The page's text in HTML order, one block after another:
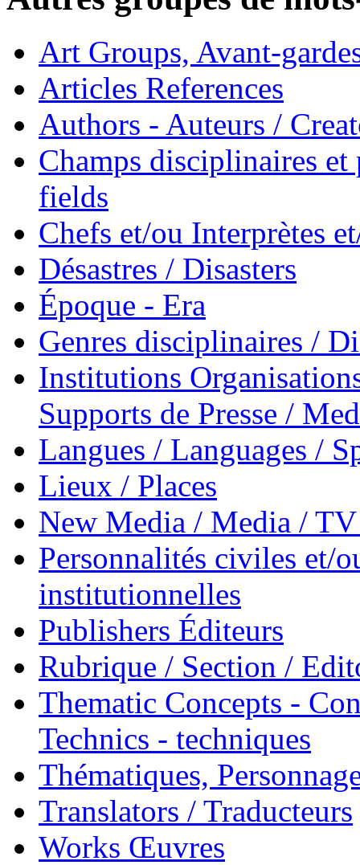
Art Groups, Avant-
Articles References
Authors - Auteurs /
Champs disciplinaires
fields
Chefs et/ou Interprètes
Désastres / Disasters
Époque - Era
Genres disciplinaires /
Institutions
Supports de Presse /
Langues / Languages /
Lieux / Places
New Media / Media /
Personnalités civiles et/
institutionnelles
Publishers Éditeurs
Rubrique / Section /
Thematic Concepts -
Technics - techniques
Thématiques,
Translators / Traducteurs
Works Œuvres